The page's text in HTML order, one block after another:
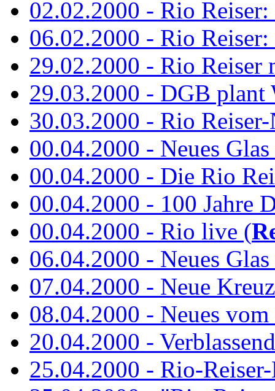
02.02.2000 - Rio
06.02.2000 - Rio
29.02.2000 - Rio Reiser
29.03.2000 - DGB plant
30.03.2000 - Rio
00.04.2000 - Neues
00.04.2000 - Die Rio
00.04.2000 - 100 Jahre
00.04.2000 - Rio live (
06.04.2000 - Neues
07.04.2000 - Neue
08.04.2000 - Neues
20.04.2000 -
25.04.2000 - Rio-